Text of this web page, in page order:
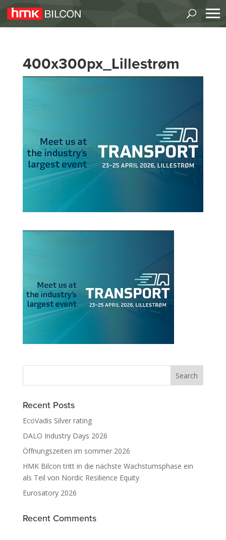
400x300px_Lillestrøm
Recent Posts
EcoVadis Silver rating
DALO Industry Days 2026
Öffnungszeiten im sommer 2026
HMK Bilcon tritt in die nächste Wachstumsphase ein
als Teil von Nordic Resilience Equity
Eurosatory 2026
Recent Comments